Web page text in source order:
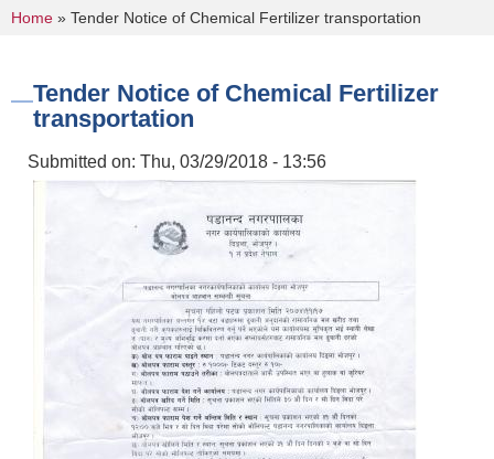
You are here
Home » Tender Notice of Chemical Fertilizer transportation
Tender Notice of Chemical Fertilizer
transportation
Submitted on: Thu, 03/29/2018 - 13:56